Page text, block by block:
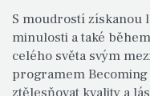
S moudrostí získanou
minulosti a také
celého světa svým
programem Becoming